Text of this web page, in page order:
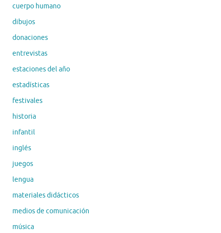
cuerpo humano
dibujos
donaciones
entrevistas
estaciones del año
estadísticas
festivales
historia
infantil
inglés
juegos
lengua
materiales didácticos
medios de comunicación
música